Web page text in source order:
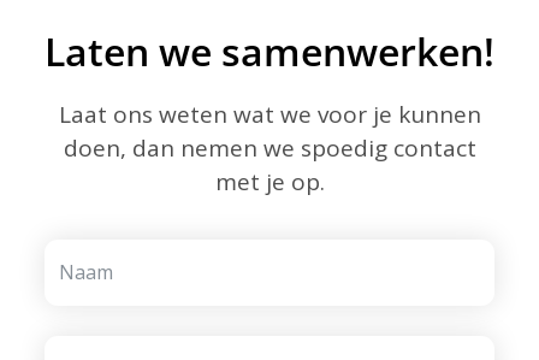
Laten we samenwerken!
Laat ons weten wat we voor je kunnen
doen, dan nemen we spoedig contact
met je op.